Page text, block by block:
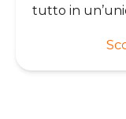
tutto in